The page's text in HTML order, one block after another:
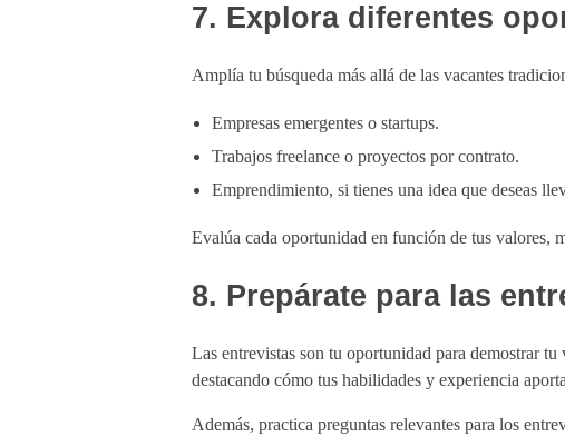
7. Explora diferentes
Amplía tu búsqueda más allá de las vacantes
Empresas emergentes o startups.
Trabajos freelance o proyectos por contrato.
Emprendimiento, si tienes una idea que deseas
Evalúa cada oportunidad en función de tus valores,
8. Prepárate para las
Las entrevistas son tu oportunidad para demostrar
destacando cómo tus habilidades y experiencia
Además, practica preguntas relevantes para los